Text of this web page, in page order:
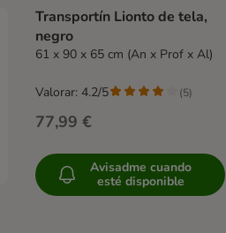
Transportín Lionto de tela,
negro
61 x 90 x 65 cm (An x Prof x Al)
77,99 €
Valorar: 4.2/5 (5)
Avisadme cuando
esté disponible